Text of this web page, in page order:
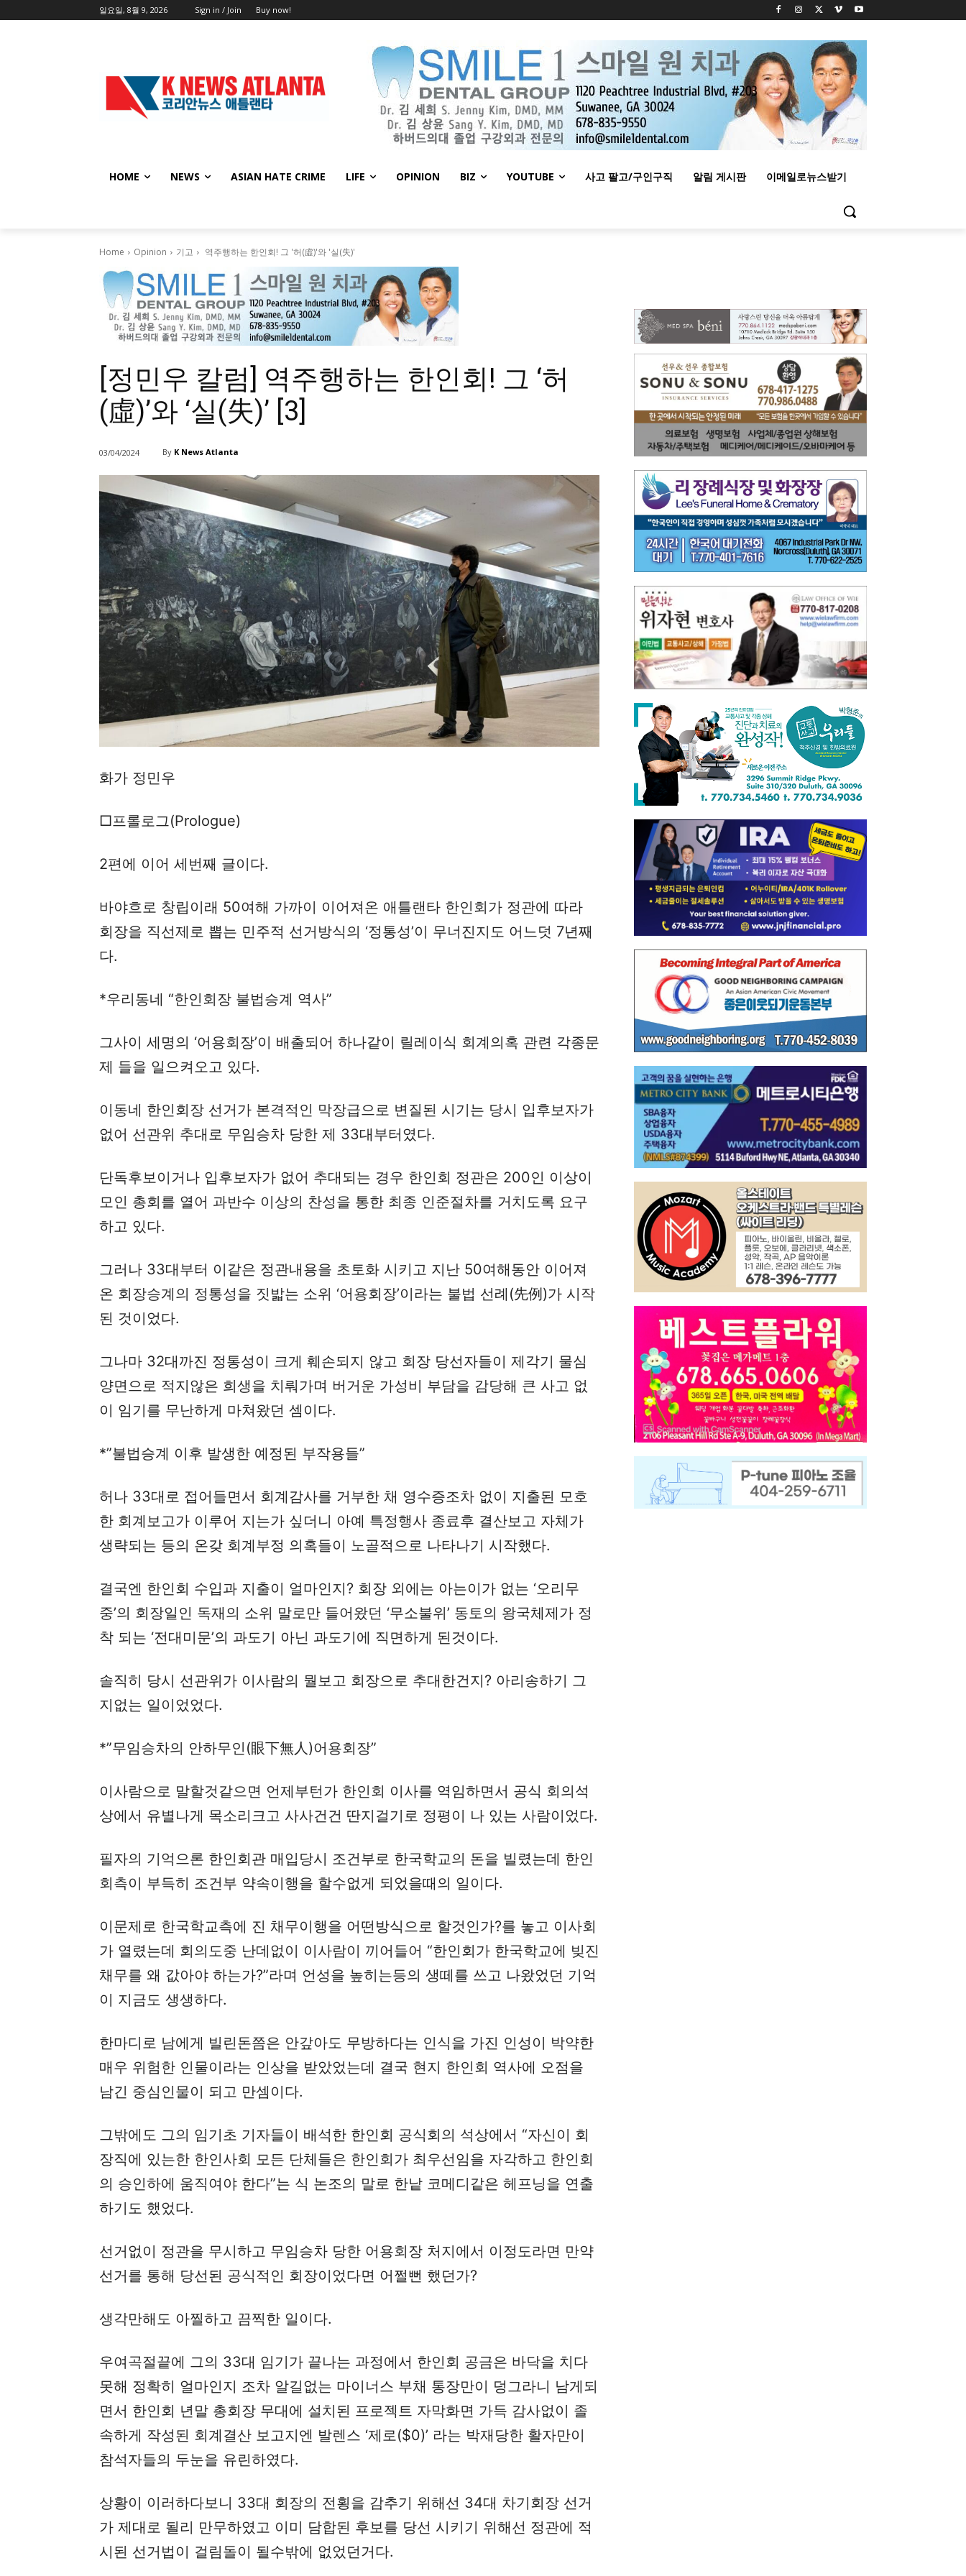
일요일, 8월 9, 2026 Sign in / Join Buy now!
HOME NEWS ASIAN HATE CRIME LIFE OPINION BIZ YOUTUBE 사고 팔고/구인구직 알림 게시판 이메일로뉴스받기
Home Opinion 기고 역주행하는 한인회! 그 '허(虛)'와 '실(失)'
[정민우 칼럼] 역주행하는 한인회! 그 ‘허
(虛)’와 ‘실(失)’ [3]
03/04/2024 By K News Atlanta
화가 정민우
□프롤로그(Prologue)
2편에 이어 세번째 글이다.
바야흐로 창립이래 50여해 가까이 이어져온 애틀랜타 한인회가 정관에 따라
회장을 직선제로 뽑는 민주적 선거방식의 ‘정통성’이 무너진지도 어느덧 7년째
다.
*우리동네 “한인회장 불법승계 역사”
그사이 세명의 ‘어용회장’이 배출되어 하나같이 릴레이식 회계의혹 관련 각종문
제 들을 일으켜오고 있다.
이동네 한인회장 선거가 본격적인 막장급으로 변질된 시기는 당시 입후보자가
없어 선관위 추대로 무임승차 당한 제 33대부터였다.
단독후보이거나 입후보자가 없어 추대되는 경우 한인회 정관은 200인 이상이
모인 총회를 열어 과반수 이상의 찬성을 통한 최종 인준절차를 거치도록 요구
하고 있다.
그러나 33대부터 이같은 정관내용을 초토화 시키고 지난 50여해동안 이어져
온 회장승계의 정통성을 짓밟는 소위 ‘어용회장’이라는 불법 선례(先例)가 시작
된 것이었다.
그나마 32대까진 정통성이 크게 훼손되지 않고 회장 당선자들이 제각기 물심
양면으로 적지않은 희생을 치뤄가며 버거운 가성비 부담을 감당해 큰 사고 없
이 임기를 무난하게 마쳐왔던 셈이다.
*”불법승계 이후 발생한 예정된 부작용들”
허나 33대로 접어들면서 회계감사를 거부한 채 영수증조차 없이 지출된 모호
한 회계보고가 이루어 지는가 싶더니 아예 특정행사 종료후 결산보고 자체가
생략되는 등의 온갖 회계부정 의혹들이 노골적으로 나타나기 시작했다.
결국엔 한인회 수입과 지출이 얼마인지? 회장 외에는 아는이가 없는 ‘오리무
중’의 회장일인 독재의 소위 말로만 들어왔던 ‘무소불위’ 동토의 왕국체제가 정
착 되는 ‘전대미문’의 과도기 아닌 과도기에 직면하게 된것이다.
솔직히 당시 선관위가 이사람의 뭘보고 회장으로 추대한건지? 아리송하기 그
지없는 일이었었다.
*”무임승차의 안하무인(眼下無人)어용회장”
이사람으로 말할것같으면 언제부턴가 한인회 이사를 역임하면서 공식 회의석
상에서 유별나게 목소리크고 사사건건 딴지걸기로 정평이 나 있는 사람이었다.
필자의 기억으론 한인회관 매입당시 조건부로 한국학교의 돈을 빌렸는데 한인
회측이 부득히 조건부 약속이행을 할수없게 되었을때의 일이다.
이문제로 한국학교측에 진 채무이행을 어떤방식으로 할것인가?를 놓고 이사회
가 열렸는데 회의도중 난데없이 이사람이 끼어들어 “한인회가 한국학교에 빚진
채무를 왜 값아야 하는가?”라며 언성을 높히는등의 생떼를 쓰고 나왔었던 기억
이 지금도 생생하다.
한마디로 남에게 빌린돈쯤은 안갚아도 무방하다는 인식을 가진 인성이 박약한
매우 위험한 인물이라는 인상을 받았었는데 결국 현지 한인회 역사에 오점을
남긴 중심인물이 되고 만셈이다.
그밖에도 그의 임기초 기자들이 배석한 한인회 공식회의 석상에서 “자신이 회
장직에 있는한 한인사회 모든 단체들은 한인회가 최우선임을 자각하고 한인회
의 승인하에 움직여야 한다”는 식 논조의 말로 한낱 코메디같은 헤프닝을 연출
하기도 했었다.
선거없이 정관을 무시하고 무임승차 당한 어용회장 처지에서 이정도라면 만약
선거를 통해 당선된 공식적인 회장이었다면 어쩔뻔 했던가?
생각만해도 아찔하고 끔찍한 일이다.
우여곡절끝에 그의 33대 임기가 끝나는 과정에서 한인회 공금은 바닥을 치다
못해 정확히 얼마인지 조차 알길없는 마이너스 부채 통장만이 덩그라니 남게되
면서 한인회 년말 총회장 무대에 설치된 프로젝트 자막화면 가득 감사없이 졸
속하게 작성된 회계결산 보고지엔 발렌스 ‘제로($0)’ 라는 박재당한 활자만이
참석자들의 두눈을 유린하였다.
상황이 이러하다보니 33대 회장의 전횡을 감추기 위해선 34대 차기회장 선거
가 제대로 될리 만무하였고 이미 담합된 후보를 당선 시키기 위해선 정관에 적
시된 선거법이 걸림돌이 될수밖에 없었던거다.